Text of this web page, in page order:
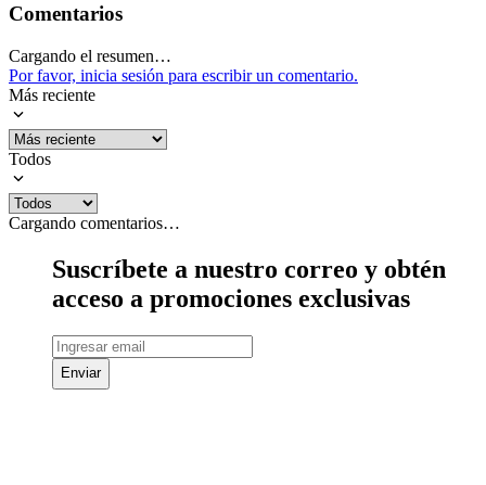
Comentarios
Cargando el resumen…
Por favor, inicia sesión para escribir un comentario.
Más reciente
Todos
Cargando comentarios…
Suscríbete a nuestro correo y obtén
acceso a promociones exclusivas
Enviar